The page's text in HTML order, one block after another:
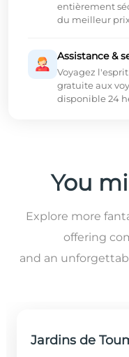
entièrement
du meilleur
Assistance &
Voyagez
gratuite aux
disponible 24
You
Explore more
offering
and an
Jardins de